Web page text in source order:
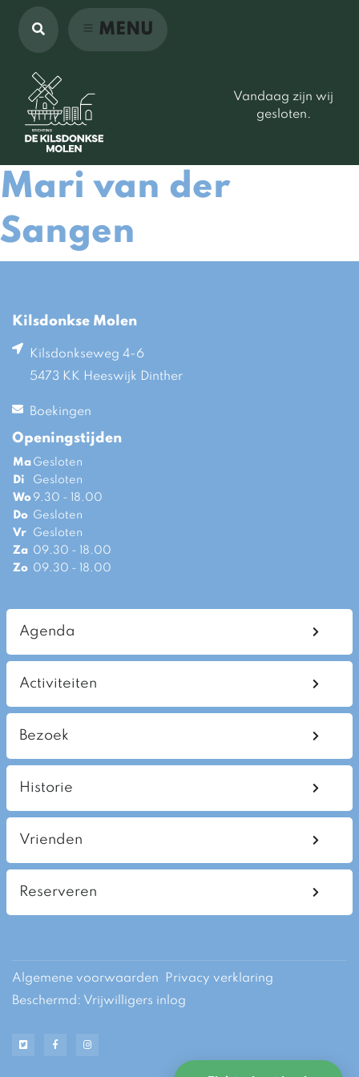
MENU
Vandaag zijn wij
gesloten.
Mari van der
Sangen
Kilsdonkse Molen
Kilsdonkseweg 4-6
5473 KK Heeswijk Dinther
Boekingen
Openingstijden
Ma Gesloten
Di
Gesloten
Wo 9.30 - 18.00
Do Gesloten
Vr
Gesloten
Za 09.30 - 18.00
Zo 09.30 - 18.00
Agenda
Activiteiten
Bezoek
Historie
Vrienden
Reserveren
Algemene voorwaarden
Privacy verklaring
Beschermd: Vrijwilligers inlog